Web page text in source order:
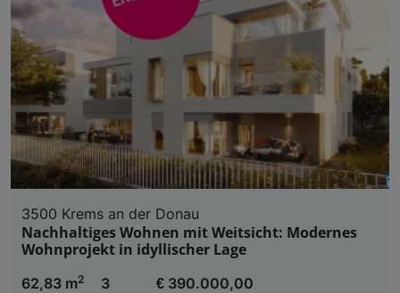
3500 Krems an der Donau
Nachhaltiges Wohnen mit Weitsicht: Modernes
Wohnprojekt in idyllischer Lage
62,83 m2
3 € 390.000,00